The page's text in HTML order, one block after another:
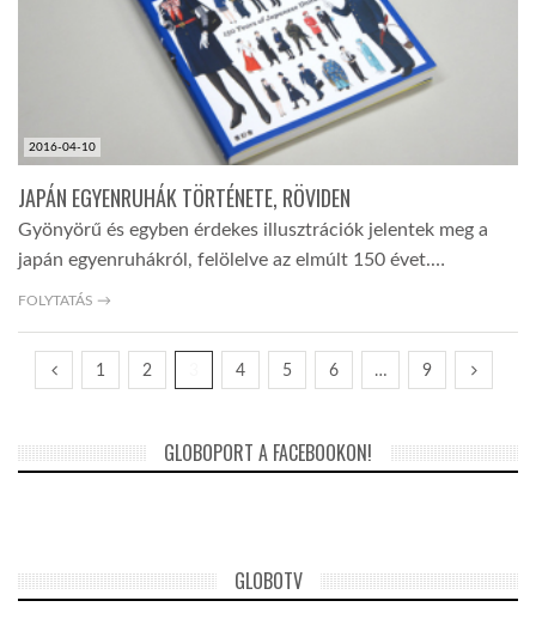
2016-04-10
JAPÁN EGYENRUHÁK TÖRTÉNETE, RÖVIDEN
Gyönyörű és egyben érdekes illusztrációk jelentek meg a
japán egyenruhákról, felölelve az elmúlt 150 évet.…
FOLYTATÁS →
1 2 4 5 6 … 9
GLOBOPORT A FACEBOOKON!
GLOBOTV